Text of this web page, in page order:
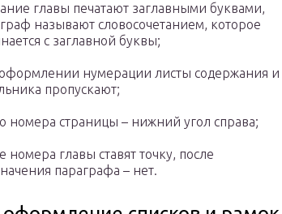
главы печатают заглавными буквами,
называют словосочетанием, которое
с заглавной буквы;
нумерации листы содержания и
пропускают;
номера страницы – нижний угол справа;
номера главы ставят точку, после
параграфа – нет.